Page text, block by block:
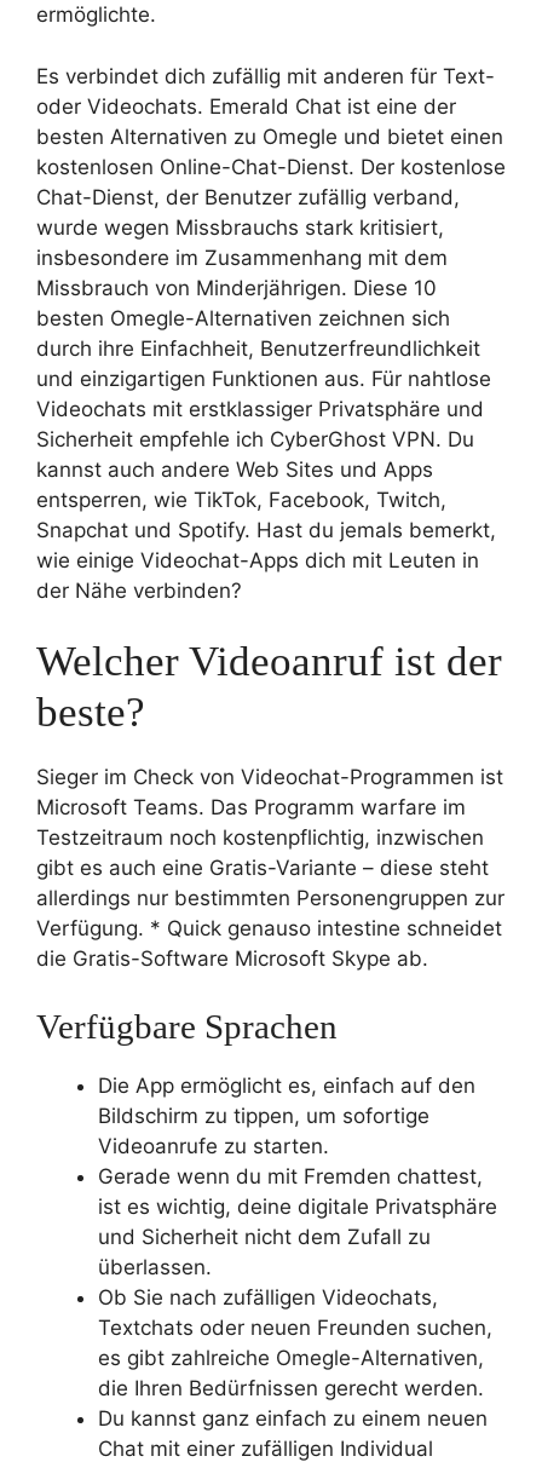
ermöglichte.
Es verbindet dich zufällig mit anderen für Text-
oder Videochats. Emerald Chat ist eine der
besten Alternativen zu Omegle und bietet einen
kostenlosen Online-Chat-Dienst. Der kostenlose
Chat-Dienst, der Benutzer zufällig verband,
wurde wegen Missbrauchs stark kritisiert,
insbesondere im Zusammenhang mit dem
Missbrauch von Minderjährigen. Diese 10
besten Omegle-Alternativen zeichnen sich
durch ihre Einfachheit, Benutzerfreundlichkeit
und einzigartigen Funktionen aus. Für nahtlose
Videochats mit erstklassiger Privatsphäre und
Sicherheit empfehle ich CyberGhost VPN. Du
kannst auch andere Web Sites und Apps
entsperren, wie TikTok, Facebook, Twitch,
Snapchat und Spotify. Hast du jemals bemerkt,
wie einige Videochat-Apps dich mit Leuten in
der Nähe verbinden?
Welcher Videoanruf ist der
beste?
Sieger im Check von Videochat-Programmen ist
Microsoft Teams. Das Programm warfare im
Testzeitraum noch kostenpflichtig, inzwischen
gibt es auch eine Gratis-Variante – diese steht
allerdings nur bestimmten Personengruppen zur
Verfügung. * Quick genauso intestine schneidet
die Gratis-Software Microsoft Skype ab.
Verfügbare Sprachen
Die App ermöglicht es, einfach auf den
Bildschirm zu tippen, um sofortige
Videoanrufe zu starten.
Gerade wenn du mit Fremden chattest,
ist es wichtig, deine digitale Privatsphäre
und Sicherheit nicht dem Zufall zu
überlassen.
Ob Sie nach zufälligen Videochats,
Textchats oder neuen Freunden suchen,
es gibt zahlreiche Omegle-Alternativen,
die Ihren Bedürfnissen gerecht werden.
Du kannst ganz einfach zu einem neuen
Chat mit einer zufälligen Individual